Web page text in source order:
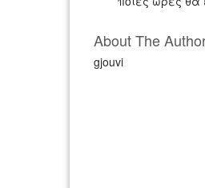
About The
gjouvi